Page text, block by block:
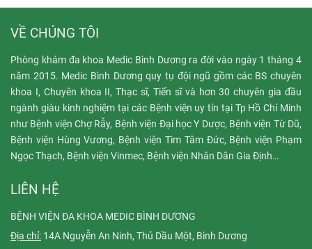
VỀ CHÚNG TÔI
Phòng khám đa khoa Medic Bình Dương ra đời vào ngày 1 tháng 4
năm 2015. Medic Bình Dương quy tụ đội ngũ gồm các BS chuyên
khoa I, Chuyên khoa II, Thạc sĩ, Tiến sĩ và hơn 30 chuyên gia đầu
ngành giàu kinh nghiệm tại các Bệnh viện uy tín tại Tp Hồ Chí Minh
như Bệnh viện Chợ Rẫy, Bệnh viện Đại học Y Dược, Bệnh viện Từ Dũ,
Bệnh viện Hùng Vương, Bệnh viện Tim Tâm Đức, Bệnh viện Phạm
Ngọc Thạch, Bệnh viện Vinmec, Bệnh viện Nhân Dân Gia Định…
LIÊN HỆ
BỆNH VIỆN ĐA KHOA MEDIC BÌNH DƯƠNG
Địa chỉ: 14A Nguyễn An Ninh, Thủ Dầu Một, Bình Dương